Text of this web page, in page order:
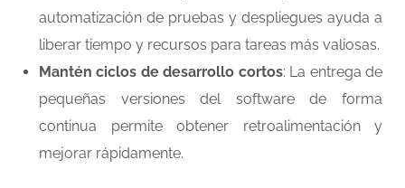
automatización de pruebas y despliegues ayuda a
liberar tiempo y recursos para tareas más valiosas.
Mantén ciclos de desarrollo cortos: La entrega de
pequeñas versiones del software de forma
continua permite obtener retroalimentación y
mejorar rápidamente.